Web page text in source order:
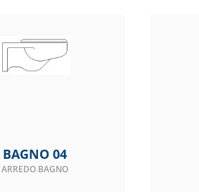
BAGNO 04
ARREDO BAGNO